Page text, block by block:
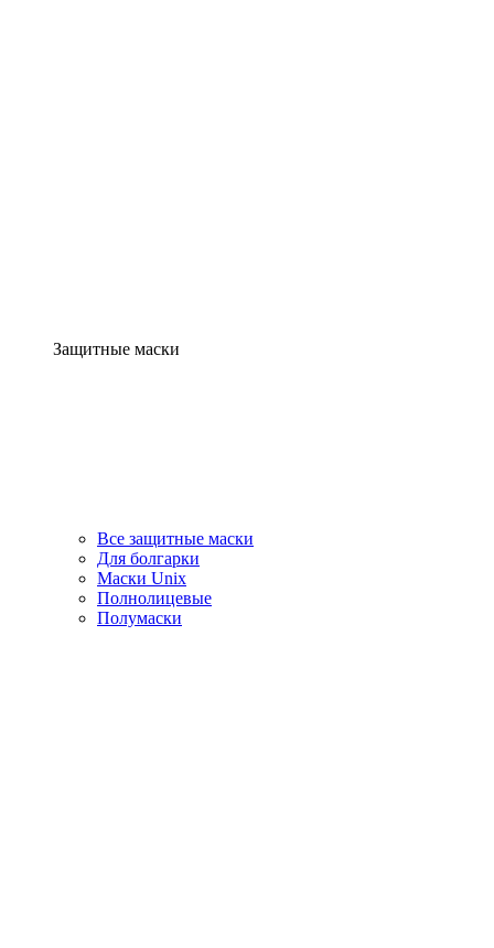
Защитные маски
Все защитные маски
Для болгарки
Маски Unix
Полнолицевые
Полумаски